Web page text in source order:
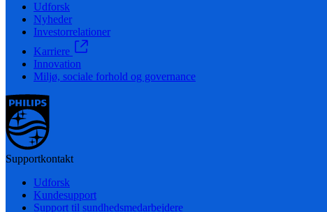
Udforsk
Nyheder
Investorrelationer
Karriere
Innovation
Miljø, sociale forhold og governance
Supportkontakt
Udforsk
Kundesupport
Support til sundhedsmedarbejdere